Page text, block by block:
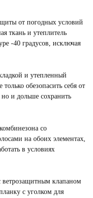
от погодных условий
ткань и утеплитель
-40 градусов, исключая
и утепленный
обезопасить себя от
но и дольше сохранить
со
на обоих элементах,
в условиях
ветрозащитным клапаном
с уголком для